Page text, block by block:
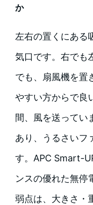
か
左右の置くにある
気口です。右でも
でも、扇風機を置
やすい方からで良
間、風を送ってい
あり、うるさいフ
す。APC Smart-
ンスの優れた無停
弱点は、大きさ・